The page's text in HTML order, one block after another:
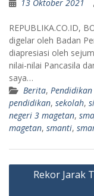
13 Oktober 2021
REPUBLIKA.CO.ID,
digelar oleh Badan
diapresiasi oleh
nilai-nilai Pancasila
saya…
Berita, Pendidikan
pendidikan, sekolah,
negeri 3 magetan,
magetan, smanti,
Navigasi
Rekor Jarak